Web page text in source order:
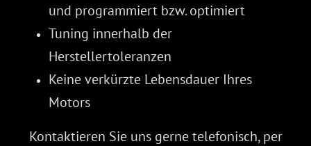
und programmiert bzw. optimiert
Tuning innerhalb der
Herstellertoleranzen
Keine verkürzte Lebensdauer Ihres
Motors
Kontaktieren Sie uns gerne telefonisch, per